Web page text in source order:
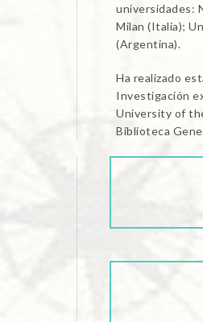
universidades:
Milan (Italia);
(Argentina).
Ha realizado
Investigación
University of
Biblioteca